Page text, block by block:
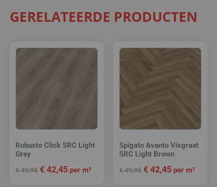
GERELATEERDE PRODUCTEN
Robusto Click SRC Light
Grey
€49,95 €42,45 per m²
Spigato Avanto Visgraat
SRC Light Brown
€49,95 €42,45 per m²